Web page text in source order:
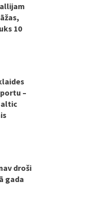
10
–
droši
gada